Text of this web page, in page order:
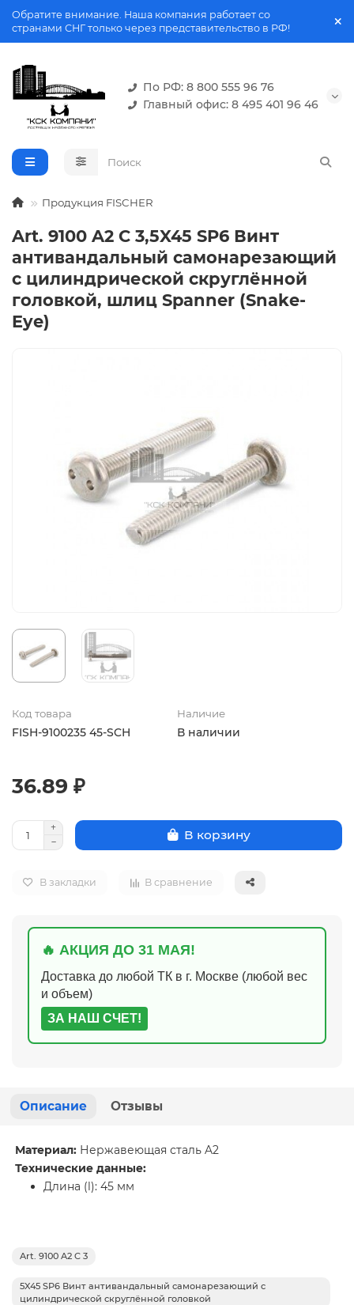
Обратите внимание. Наша компания работает со
странами СНГ только через представительство в РФ!
По РФ: 8 800 555 96 76
Главный офис: 8 495 401 96 46
Продукция FISCHER
Art. 9100 A2 C 3,5X45 SP6 Винт
антивандальный самонарезающий
с цилиндрической скруглённой
головкой, шлиц Spanner (Snake-
Eye)
Код товара
FISH-9100235 45-SCH
Наличие
В наличии
36.89 ₽
В корзину
В закладки В сравнение
🔥 АКЦИЯ ДО 31 МАЯ!
Доставка до любой ТК в г. Москве (любой вес
и объем)
ЗА НАШ СЧЕТ!
Описание Отзывы
Материал: Нержавеющая сталь A2
Технические данные:
Длина (l): 45 мм
Art. 9100 A2 C 3
5X45 SP6 Винт антивандальный самонарезающий с
цилиндрической скруглённой головкой